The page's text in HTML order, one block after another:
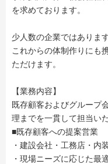
を求めております。
少人数の企業ではあります
これからの体制作りにも
ただけます。
【業務内容】
既存顧客およびグループ
理までを一貫して担当い
■既存顧客への提案営業
・建設会社・工務店・内
・現場ニーズに応じた最